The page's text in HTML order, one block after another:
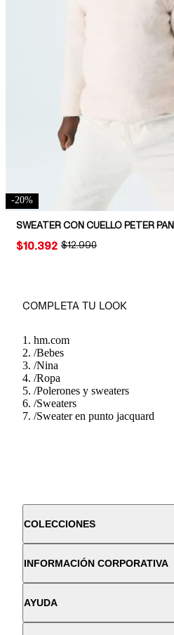
-20%
SWEATER CON CUELLO PETER PAN
ORIGINAL PRICE:
$12.990
PRICE:
$10.392
COMPLETA TU LOOK
hm.com
/Bebes
/Nina
/Ropa
/Polerones y sweaters
/Sweaters
/Sweater en punto jacquard
COLECCIONES
INFORMACIÓN CORPORATIVA
AYUDA